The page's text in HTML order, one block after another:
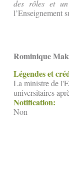
des rôles et
l’Enseignement
Rominique
Légendes et
La ministre de
universitaires
Notification:
Non